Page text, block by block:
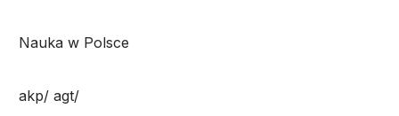
Nauka w Polsce
akp/ agt/